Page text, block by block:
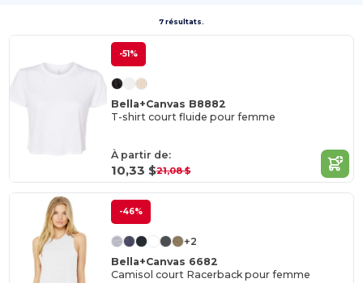
7 résultats.
-51%
Bella+Canvas B8882
T-shirt court fluide pour femme
À partir de:
10,33 $21,08 $
-46%
+2
Bella+Canvas 6682
Camisol court Racerback pour femme